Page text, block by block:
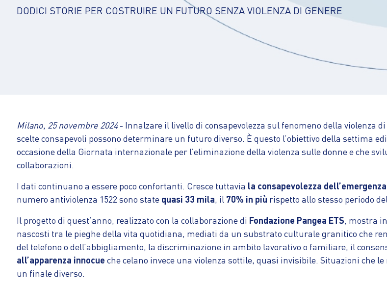
DODICI STORIE PER COSTRUIRE UN FUTURO SENZA VIOLENZA DI GENERE
Milano, 25 novembre 2024- Innalzare il livello di consapevolezza sul fenomeno della violenza
scelte consapevoli possono determinare un futuro diverso. È questo l’obiettivo della settima
occasione della Giornata internazionale per l’eliminazione della violenza sulle donne e che
collaborazioni.
I dati continuano a essere poco confortanti. Cresce tuttavia la consapevolezza dell’emergenza
numero antiviolenza 1522 sono state quasi 33 mila, il 70% in più rispetto allo stesso periodo
Il progetto di quest’anno, realizzato con la collaborazione di Fondazione Pangea ETS, mostra
nascosti tra le pieghe della vita quotidiana, mediati da un substrato culturale granitico che
del telefono o dell’abbigliamento, la discriminazione in ambito lavorativo o familiare, il
all’apparenza innocue che celano invece una violenza sottile, quasi invisibile. Situazioni che
un finale diverso.